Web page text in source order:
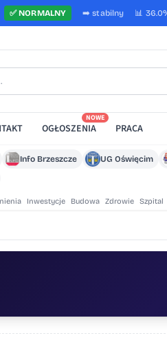
✅NORMALNY ➡️stabilny 📊
OGŁOSZENIA
NOWE
PRACA
Info Brzeszcze UG Oświęcim
Inwestycje Budowa Zdrowie Szpital